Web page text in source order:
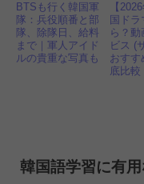
BTSも行く韓国軍
隊：兵役順番と部
隊、除隊日、給料
まで｜軍人アイド
ルの貴重な写真も
【
国ドラ
ら？動
ビス (
おすす
底比較
韓国語学習に有